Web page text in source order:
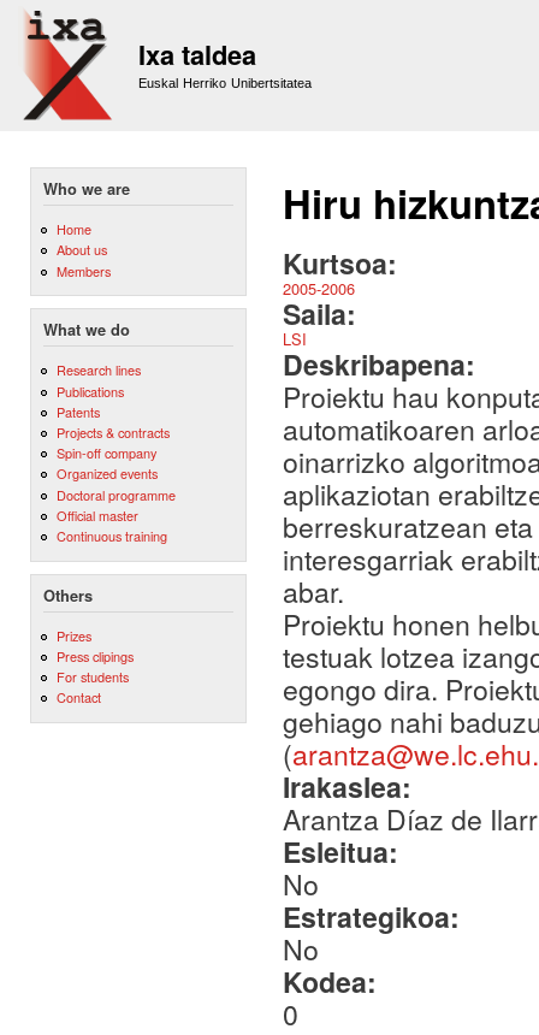
Ixa taldea
Euskal Herriko Unibertsitatea
Who we are
Home
About us
Members
What we do
Research lines
Publications
Patents
Projects & contracts
Spin-off company
Organized events
Doctoral programme
Official master
Continuous training
Others
Prizes
Press clipings
For students
Contact
Hiru
Kurtsoa:
2005-2006
Saila:
LSI
Deskribapena:
Proiektu hau
automatikoaren
oinarrizko
aplikaziotan
berreskuratzean
interesgarriak
abar.
Proiektu honen
testuak lotzea
egongo dira.
gehiago nahi
(
Irakaslea:
Arantza Díaz de
Esleitua:
No
Estrategikoa:
No
Kodea:
0